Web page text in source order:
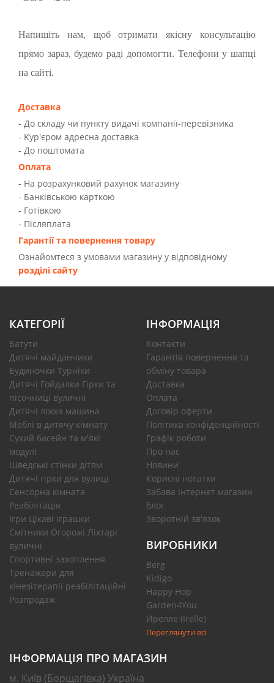
Напишіть нам, щоб отримати якісну консультацію
прямо зараз, будемо раді допомогти. Телефони у шапці
на сайті.
Доставка
- До складу чи пункту видачі компанії-перевізника
- Kур'єром адресна доставка
- До поштомата
Оплата
- На розрахунковий рахунок магазину
- Банківською карткою
- Готівкою
- Післяплата
Гарантії та повернення товару
Ознайомтеся з умовами магазину у відповідному
розділі сайту
КАТЕГОРІЇ
Батути
Дитячі майданчики
Будиночки Турніки
Дитячі Гойдалки Гірки та
пісочниці вуличні
Дитячі ліжка машина
Меблі в дитячу кімнату
Сухий басейн та м'які
модулі
Шведські стінки дітям
Дитячі гірки для вулиці
Сенсорна кімната
Реабілітація
Ігри Цікаві Іграшки
Смітники Огорожі Ліхтарі
вуличні
Спортивні захоплення
Тренажери для
кінезітерапії реабілітаційні
Розпродаж
ІНФОРМАЦІЯ
Контакти
Гарантія повернення та
обміну товара
Доставка
Оплата
Договір оферти
Політика конфіденційності
Графік роботи
Про нас
Новини
Корисні нотатки
Забава інтернет магазин -
блог
Зворотній зв'язок
ВИРОБНИКИ
Berg
Kidigo
Happy Hop
Garden4You
Ирелле (Irelle)
Переглянути всі
ІНФОРМАЦІЯ ПРО МАГАЗИН
м. Київ (Борщагівка) Україна